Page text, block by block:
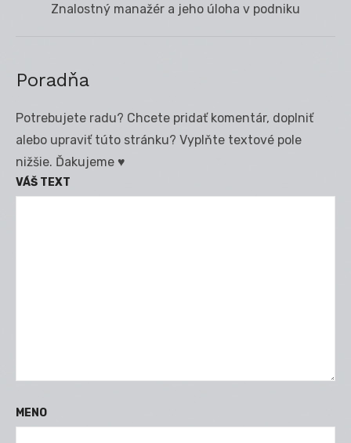
Next
Znalostný manažér a jeho úloha v podniku
Poradňa
Potrebujete radu? Chcete pridať komentár, doplniť
alebo upraviť túto stránku? Vyplňte textové pole
nižšie. Ďakujeme ♥
VÁŠ TEXT
MENO